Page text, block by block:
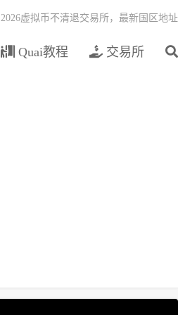
Quai教程 交易所
2026虚拟币不清退交易所，最新国区地址